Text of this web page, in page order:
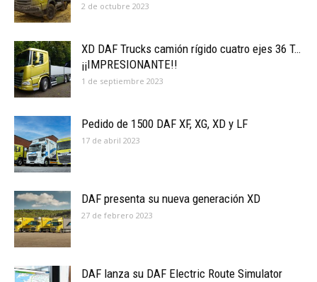
2 de octubre 2023
XD DAF Trucks camión rígido cuatro ejes 36 T…
¡¡IMPRESIONANTE!!
1 de septiembre 2023
Pedido de 1500 DAF XF, XG, XD y LF
17 de abril 2023
DAF presenta su nueva generación XD
27 de febrero 2023
DAF lanza su DAF Electric Route Simulator